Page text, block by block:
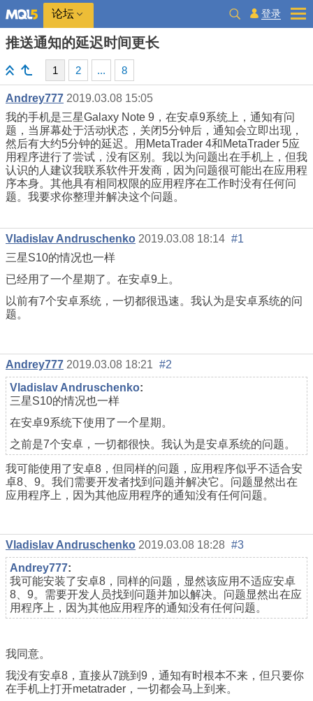
论坛 登录
推送通知的延迟时间更长
1 2 ... 8
Andrey777 2019.03.08 15:05
我的手机是三星Galaxy Note 9，在安卓9系统上，通知有问
题，当屏幕处于活动状态，关闭5分钟后，通知会立即出现，
然后有大约5分钟的延迟。用MetaTrader 4和MetaTrader 5应
用程序进行了尝试，没有区别。我以为问题出在手机上，但我
认识的人建议我联系软件开发商，因为问题很可能出在应用程
序本身。其他具有相同权限的应用程序在工作时没有任何问
题。我要求你整理并解决这个问题。
Vladislav Andruschenko 2019.03.08 18:14 #1
三星S10的情况也一样
已经用了一个星期了。在安卓9上。
以前有7个安卓系统，一切都很迅速。我认为是安卓系统的问
题。
Andrey777 2019.03.08 18:21 #2
Vladislav Andruschenko:
三星S10的情况也一样
在安卓9系统下使用了一个星期。
之前是7个安卓，一切都很快。我认为是安卓系统的问题。
我可能使用了安卓8，但同样的问题，应用程序似乎不适合安
卓8、9。我们需要开发者找到问题并解决它。问题显然出在
应用程序上，因为其他应用程序的通知没有任何问题。
Vladislav Andruschenko 2019.03.08 18:28 #3
Andrey777:
我可能安装了安卓8，同样的问题，显然该应用不适应安卓
8、9。需要开发人员找到问题并加以解决。问题显然出在应
用程序上，因为其他应用程序的通知没有任何问题。
我同意。
我没有安卓8，直接从7跳到9，通知有时根本不来，但只要你
在手机上打开metatrader，一切都会马上到来。